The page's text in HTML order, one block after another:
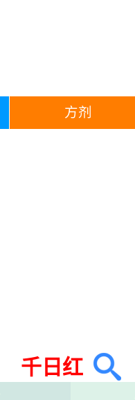
方剂
千日红